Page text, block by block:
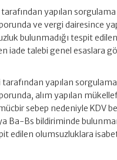
yapılan
ve vergi dairesince
bulunmadığı tespit
iade talebi genel esaslara
yapılan
alım yapılan
sebep nedeniyle KDV
Ba-Bs bildiriminde
edilen olumsuzluklara